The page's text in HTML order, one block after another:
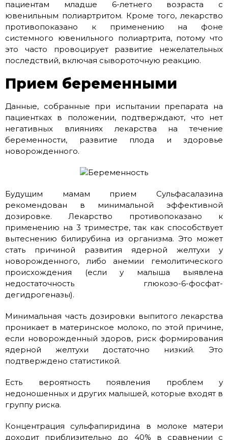
пациентам младше 6-летнего возраста с
ювенильным полиартритом. Кроме того, лекарство
противопоказано к применению на фоне
системного ювенильного полиартрита, потому что
это часто провоцирует развитие нежелательных
последствий, включая сывороточную реакцию.
Прием беременными
Данные, собранные при испытании препарата на
пациентках в положении, подтверждают, что нет
негативных влияниях лекарства на течение
беременности, развитие плода и здоровье
новорожденного.
Будущим мамам прием Сульфасалазина
рекомендован в минимальной эффективной
дозировке. Лекарство противопоказано к
применению на 3 триместре, так как способствует
вытеснению билирубина из организма. Это может
стать причиной развития ядерной желтухи у
новорожденного, либо анемии гемолитического
происхождения (если у малыша выявлена
недостаточность глюкозо-6-фосфат-
дегидрогеназы).
Минимальная часть дозировки выпитого лекарства
проникает в материнское молоко, по этой причине,
если новорожденный здоров, риск формирования
ядерной желтухи достаточно низкий. Это
подтверждено статистикой.
Есть вероятность появления проблем у
недоношенных и других малышей, которые входят в
группу риска.
Концентрация сульфапиридина в молоке матери
доходит приблизительно до 40% в сравнении с